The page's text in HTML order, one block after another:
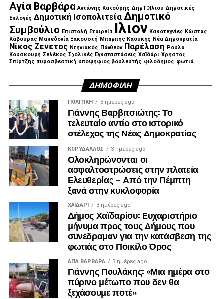
Αγία Βαρβάρα Αντώνης Κακούρης ΔημΤΟΙλιου Δημοτικές
Εκλογές Δημοτική Ισοπολιτεία Δημοτικό
Συμβούλιο Επιστολή Εταιρεία Ιλιον Κακοτεχνίες Κώστας
Κάβουρας Μακεδονία Ξακουστή Μπαμπης Καουκης Νέα Δημοκρατία
Νίκος Ζενετος Ντηνιακός Πάνθεον Παρέλαση Ρούλα
Κουσκουρή Σελέκος Σχολικές Εγκαταστάσεις Χαϊδάρι Χρηστος
Σπίρτζης πυροσβεστική υποψηφιος βουλευτής φιλοδημος φωτιά
ΔΗΜΟΦΙΛΉ
ΠΟΛΙΤΙΚΉ 3 ημέρες ago
Γιάννης Βαρβιτσιώτης: Το
τελευταίο αντίο στο ιστορικό
στέλεχος της Νέας Δημοκρατίας
ΚΟΡΥΔΑΛΛΟΣ 3 ημέρες ago
Ολοκληρώνονται οι
ασφαλτοστρώσεις στην πλατεία
Ελευθερίας – Από την Πέμπτη
ξανά στην κυκλοφορία
ΧΑΪΔΑΡΙ 3 ημέρες ago
Δήμος Χαϊδαρίου: Ευχαριστήριο
μήνυμα προς τους Δήμους που
συνέδραμαν για την κατάσβεση της
φωτιάς στο Ποικίλο Όρος
ΑΓΙΑ ΒΑΡΒΑΡΑ 3 ημέρες ago
Γιάννης Πουλάκης: «Μια ημέρα στο
πύρινο μέτωπο που δεν θα
ξεχάσουμε ποτέ»